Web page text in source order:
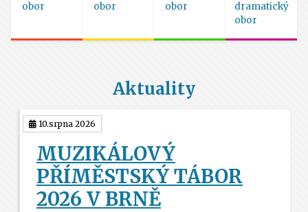
obor
obor
obor
dramatický
obor
Aktuality
10.srpna 2026
MUZIKÁLOVÝ
PŘÍMĚSTSKÝ TÁBOR
2026 V BRNĚ